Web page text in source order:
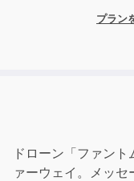
プラン
ドローン「ファン
ァーウェイ。メッ